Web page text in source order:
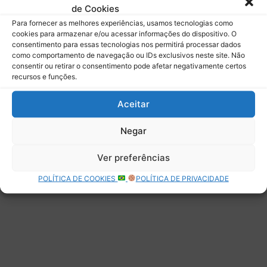
de Cookies
Para fornecer as melhores experiências, usamos tecnologias como
cookies para armazenar e/ou acessar informações do dispositivo. O
consentimento para essas tecnologias nos permitirá processar dados
como comportamento de navegação ou IDs exclusivos neste site. Não
consentir ou retirar o consentimento pode afetar negativamente certos
recursos e funções.
Aceitar
Negar
Ver preferências
POLÍTICA DE COOKIES POLÍTICA DE PRIVACIDADE
Deixe uma resposta